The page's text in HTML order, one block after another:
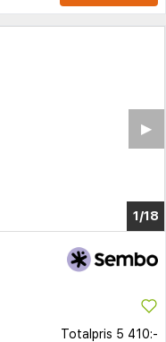
1/11
▶︎
Totalpris 5 410:-